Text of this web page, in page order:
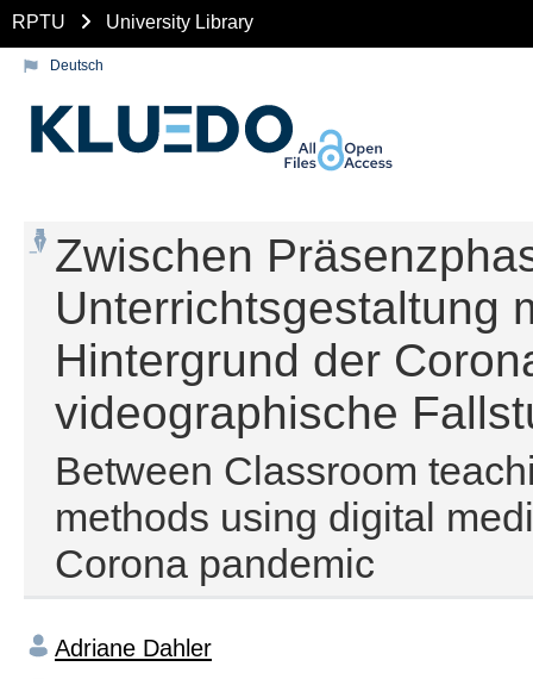
RPTU University Library
Deutsch
Zwischen
Unterrichtsgestaltung
Hintergrund der
videographische
Between Classroom
methods using digital
Corona pandemic
Adriane Dahler